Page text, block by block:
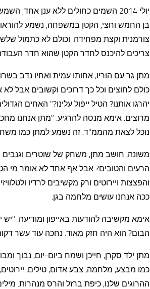
יולי 2014 השמים כחולים ללא ענן
בן החמש וחצי, הקטן במשפחה, נשמע
צורמנית וקצת מפחידה. וכולם לא כתמול
צריכים להיכנס לחדר הקטן שהוא חדר
מתן גר עם הוריו, אחותו עמית ואחיו נדב
כולם לחוצים וכל כך דרוכים וקשובים אבל
יהרגו אותנו? הטיל ייפול עלינו?" האחים
מרוצים. אימא מנסה להרגיע: "מתן אנחנו
נוכל לצאת מהממ"ד. זה נשמע למתן כמו
משונה, חושב מתן, משחק של שוטרים
הרעים והטובים? אבל אף אחד לא אומר מי
והפצצות ויירוטים ורק מקשיבים לרדיו
ככה אנחנו עושים מלחמה בגן.
אימא מקשיבה להודעות באייפון ומודיעה:
הבום? הוא היה חזק מאוד. נחכה עוד עשר
מתן ילד סקרן, חייכן ושמח ביום-יום, נבוך
כמו מבצע, מלחמה, צבע אדום, טילים,
ההרוגים שלנו, כיפת ברזל והרס מנהרות.